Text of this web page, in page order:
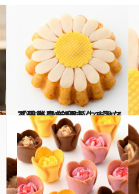
2020.6.20
「伊勢丹新宿店」の聖なる手土産 笑顔が生まれる王道ギフト10点
グルメ